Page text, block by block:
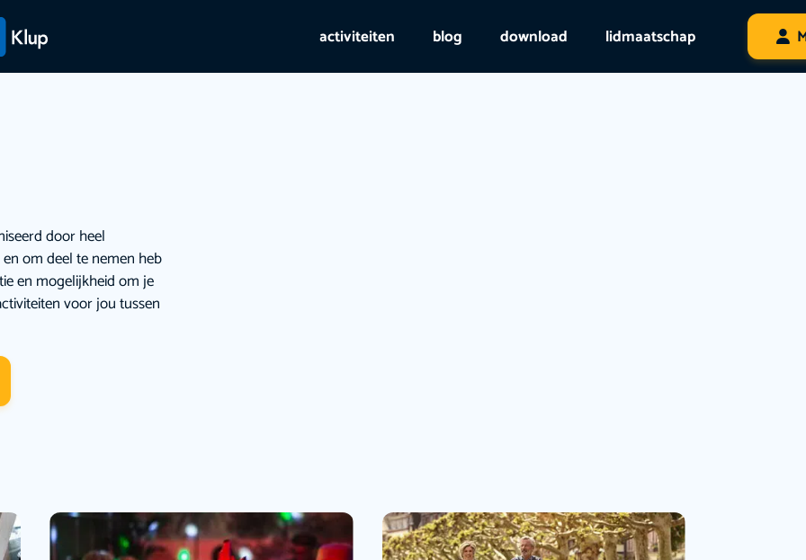
activiteiten blog download lidmaatschap
door heel
om deel te nemen heb
en mogelijkheid om je
voor jou tussen